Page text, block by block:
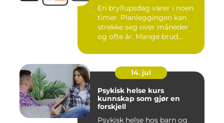
En bryllupsdag varer i noen
timer. Planleggingen kan
strekke seg over måneder
og ofte år. Mange brud...
14. jul
Psykisk helse kurs
kunnskap som gjør en
forskjell
Psykisk helse hos barn og